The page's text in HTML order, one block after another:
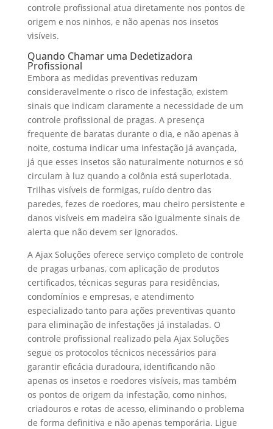
controle profissional atua diretamente nos pontos de
origem e nos ninhos, e não apenas nos insetos
visíveis.
Quando Chamar uma Dedetizadora
Profissional
Embora as medidas preventivas reduzam
consideravelmente o risco de infestação, existem
sinais que indicam claramente a necessidade de um
controle profissional de pragas. A presença
frequente de baratas durante o dia, e não apenas à
noite, costuma indicar uma infestação já avançada,
já que esses insetos são naturalmente noturnos e só
circulam à luz quando a colônia está superlotada.
Trilhas visíveis de formigas, ruído dentro das
paredes, fezes de roedores, mau cheiro persistente e
danos visíveis em madeira são igualmente sinais de
alerta que não devem ser ignorados.
A Ajax Soluções oferece serviço completo de controle
de pragas urbanas, com aplicação de produtos
certificados, técnicas seguras para residências,
condomínios e empresas, e atendimento
especializado tanto para ações preventivas quanto
para eliminação de infestações já instaladas. O
controle profissional realizado pela Ajax Soluções
segue os protocolos técnicos necessários para
garantir eficácia duradoura, identificando não
apenas os insetos e roedores visíveis, mas também
os pontos de origem da infestação, como ninhos,
criadouros e rotas de acesso, eliminando o problema
de forma definitiva e não apenas temporária. Ligue